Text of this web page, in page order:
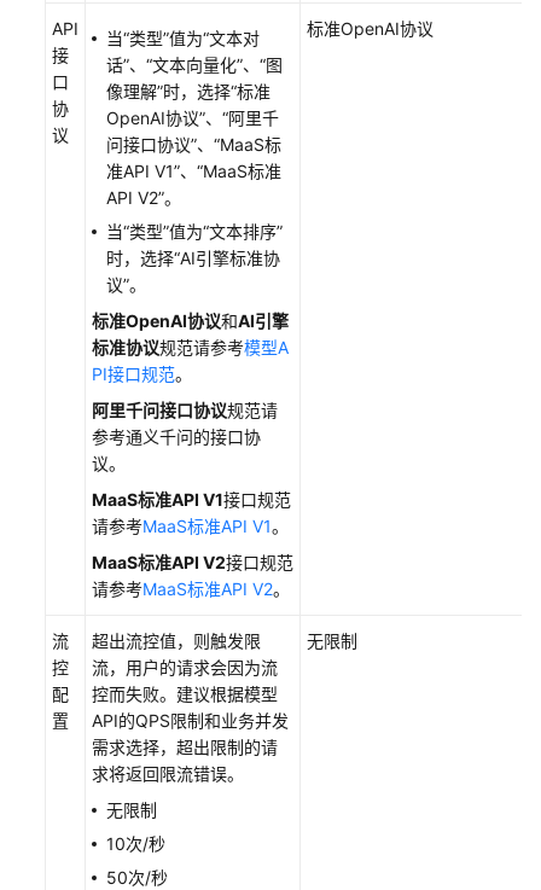
运
营
运
维
OfficeAce
常
见
问
题
API
接
口
协
议
当“类型”值为“文本对
话”、“文本向量化”、“图
像理解”时，选择“标准
OpenAI协议”、“阿里千
问接口协议”、“MaaS标
准API V1”、“MaaS标准
API V2”。
当“类型”值为“文本排序”
时，选择“AI引擎标准协
议”。
标准OpenAI协议和AI引擎
标准协议规范请参考模型A
PI接口规范。
阿里千问接口协议规范请
参考通义千问的接口协
议。
MaaS标准API V1接口规范
请参考MaaS标准API V1。
MaaS标准API V2接口规范
请参考MaaS标准API V2。
标准OpenAI协议
流
控
配
置
超出流控值，则触发限
流，用户的请求会因为流
控而失败。建议根据模型
API的QPS限制和业务并发
需求选择，超出限制的请
求将返回限流错误。
无限制
10次/秒
50次/秒
无限制